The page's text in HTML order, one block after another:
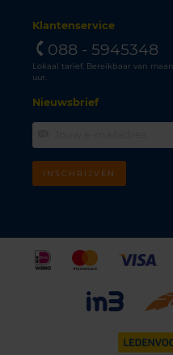
Klantenservice
088 - 5945348
Lokaal tarief. Bereikbaar van
uur.
Nieuwsbrief
INSCHRIJVEN